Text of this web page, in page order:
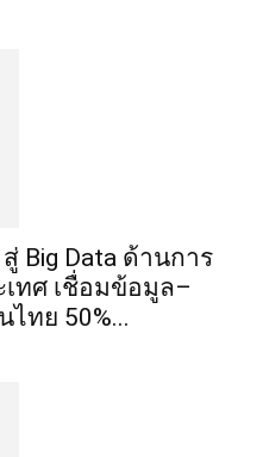
Big Data ด้านการ
ทศ เชื่อมข้อมูล–
ไทย 50%...